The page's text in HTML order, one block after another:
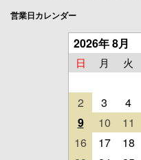
営業日カレンダー
2026年 8月
日 月 火
2
3 4
9
10 11
16
17 18